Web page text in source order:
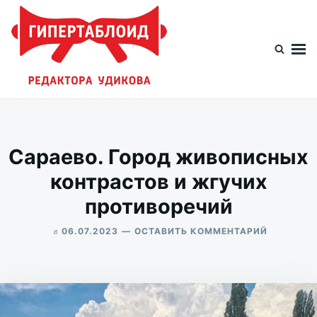
Перейти
содержимому
Искать:
Сараево. Город живописных
контрастов и жгучих
противоречий
в 06.07.2023 ОСТАВИТЬ КОММЕНТАРИЙ
ЖГУЧИХ